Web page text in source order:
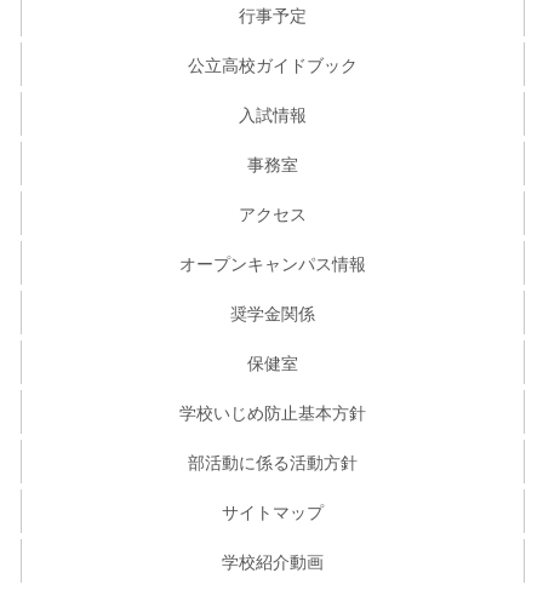
行事予定
公立高校ガイドブック
入試情報
事務室
アクセス
オープンキャンパス情報
奨学金関係
保健室
学校いじめ防止基本方針
部活動に係る活動方針
サイトマップ
学校紹介動画